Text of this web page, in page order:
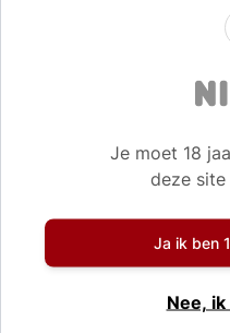
Schrijf
Je moet 18
deze
Ja ik ben
Nee,